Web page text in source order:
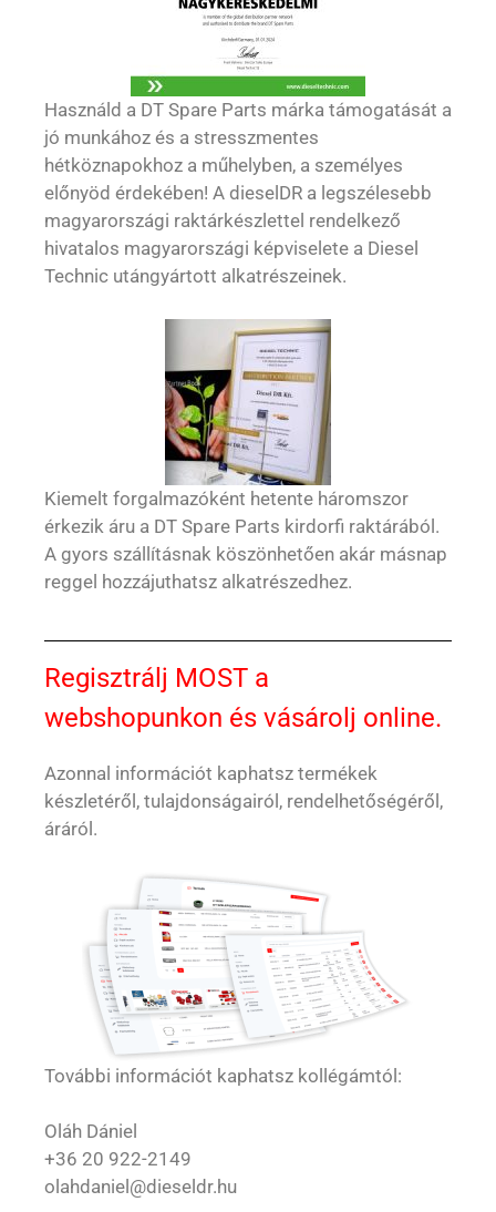
Használd a DT Spare Parts márka támogatását a
jó munkához és a stresszmentes
hétköznapokhoz a műhelyben, a személyes
előnyöd érdekében! A dieselDR a legszélesebb
magyarországi raktárkészlettel rendelkező
hivatalos magyarországi képviselete a Diesel
Technic utángyártott alkatrészeinek.
Kiemelt forgalmazóként hetente háromszor
érkezik áru a DT Spare Parts kirdorfi raktárából.
A gyors szállításnak köszönhetően akár másnap
reggel hozzájuthatsz alkatrészedhez.
Regisztrálj MOST a
webshopunkon és vásárolj online.
Azonnal információt kaphatsz termékek
készletéről, tulajdonságairól, rendelhetőségéről,
áráról.
További információt kaphatsz kollégámtól:
Oláh Dániel
+36 20 922-2149
olahdaniel@dieseldr.hu